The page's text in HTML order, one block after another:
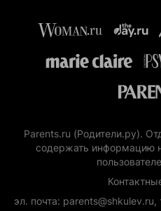
Parents.ru (Родители.ру).
содержать информацию
эл. почта: